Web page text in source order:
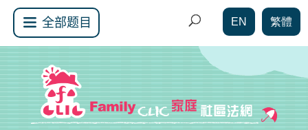
全部题目 EN 繁體